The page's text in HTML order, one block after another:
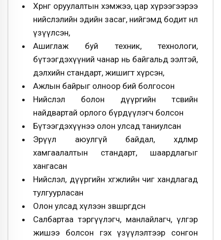
Хөрөнгө оруулалтын хэмжээ, цар хүрээгээрээ
нийслэлийн эдийн засаг, нийгэмд бодит нөлөө
үзүүлсэн,
Ашиглаж буй техник, технологи,
бүтээгдэхүүний чанар нь байгальд ээлтэй,
дэлхийн стандарт, жишигт хүрсэн,
Ажлын байрыг олноор бий болгосон
Нийслэл болон дүүргийн төсвийн
найдвартай орлого бүрдүүлэгч болсон
Бүтээгдэхүүнээ олон улсад таниулсан
Эрүүл аюулгүй байдал, хөдөлмөр
хамгаалалтын стандарт, шаардлагыг
хангасан
Нийслэл, дүүргийн хөгжлийн чиг хандлагад
тулгуурласан
Олон улсад хүлээн зөвшөөрөгдсөн
Салбартаа тэргүүлэгч, манлайлагч, үлгэр
жишээ болсон гэх үзүүлэлтээр сонгон